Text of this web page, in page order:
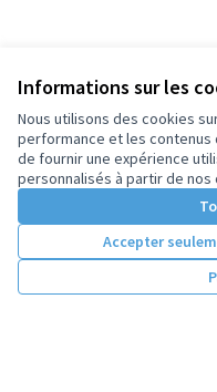
Informations sur les
Nous utilisons des cookies
performance et les
de fournir une expérience
personnalisés à partir de nos
Accepter